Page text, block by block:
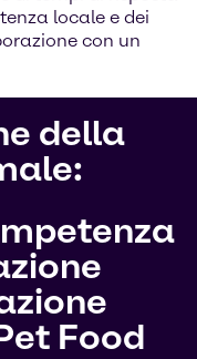
locale e dei
con un
della
Food